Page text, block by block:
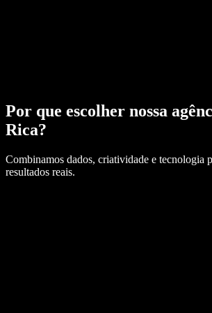
Por que escolher nossa
Rica?
Combinamos dados, criatividade e tecnologia
resultados reais.